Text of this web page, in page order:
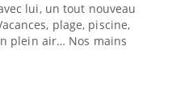
lui, un tout nouveau
plage, piscine,
plein air… Nos mains